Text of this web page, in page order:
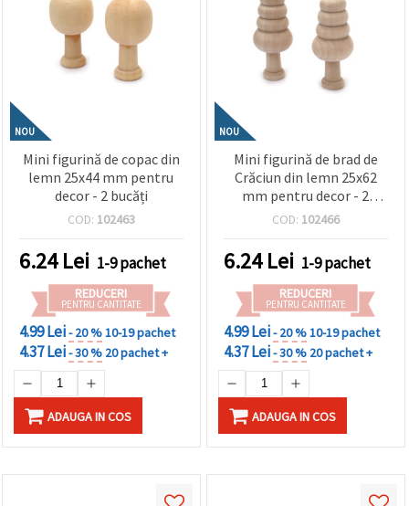
NOU
Mini figurină de copac din
lemn 25x44 mm pentru
decor - 2 bucăți
COD: 102463
6.24Lei 1-9 pachet
REDUCERI
PENTRU CANTITATE
4.99 Lei- 20 %10-19 pachet
4.37 Lei- 30 % 20 pachet +
ADAUGA IN COS
NOU
Mini figurină de brad de
Crăciun din lemn 25x62
mm pentru decor - 2
bucăți
COD: 102466
6.24Lei 1-9 pachet
REDUCERI
PENTRU CANTITATE
4.99 Lei- 20 %10-19 pachet
4.37 Lei- 30 % 20 pachet +
ADAUGA IN COS